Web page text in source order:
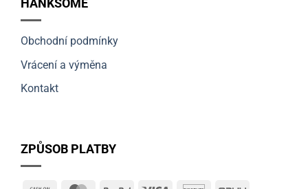
HANKSOME
Obchodní podmínky
Vrácení a výměna
Kontakt
ZPŮSOB PLATBY